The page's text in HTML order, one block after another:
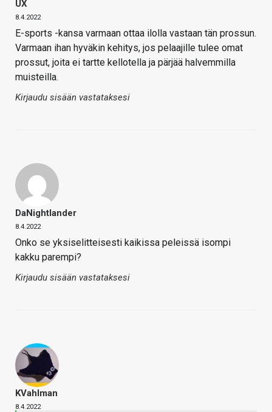
UX
8.4.2022
E-sports -kansa varmaan ottaa ilolla vastaan tän prossun.
Varmaan ihan hyväkin kehitys, jos pelaajille tulee omat
prossut, joita ei tartte kellotella ja pärjää halvemmilla
muisteilla.
Kirjaudu sisään vastataksesi
DaNightlander
8.4.2022
Onko se yksiselitteisesti kaikissa peleissä isompi
kakku parempi?
Kirjaudu sisään vastataksesi
KVahlman
8.4.2022